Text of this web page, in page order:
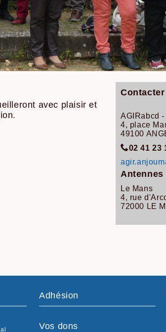
avec plaisir et
AGIRabcd
4, place
49100
02 41 23
Antennes
Le Mans
4, rue
72000 LE
Adhésion
Vos dons